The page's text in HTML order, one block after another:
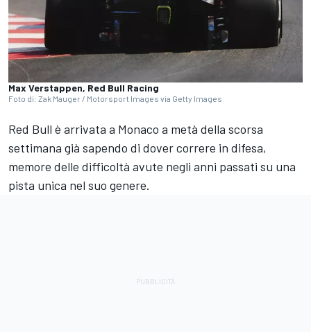
Max Verstappen, Red Bull Racing
Foto di: Zak Mauger / Motorsport Images via Getty Images
Red Bull è arrivata a Monaco a metà della scorsa
settimana già sapendo di dover correre in difesa,
memore delle difficoltà avute negli anni passati su una
pista unica nel suo genere.